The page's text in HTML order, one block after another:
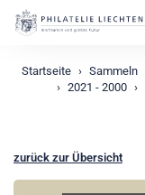
Startseite Sammeln
2021 - 2000
zurück zur Übersicht